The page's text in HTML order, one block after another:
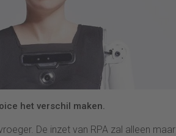
het verschil maken.
De inzet van RPA zal alleen maar